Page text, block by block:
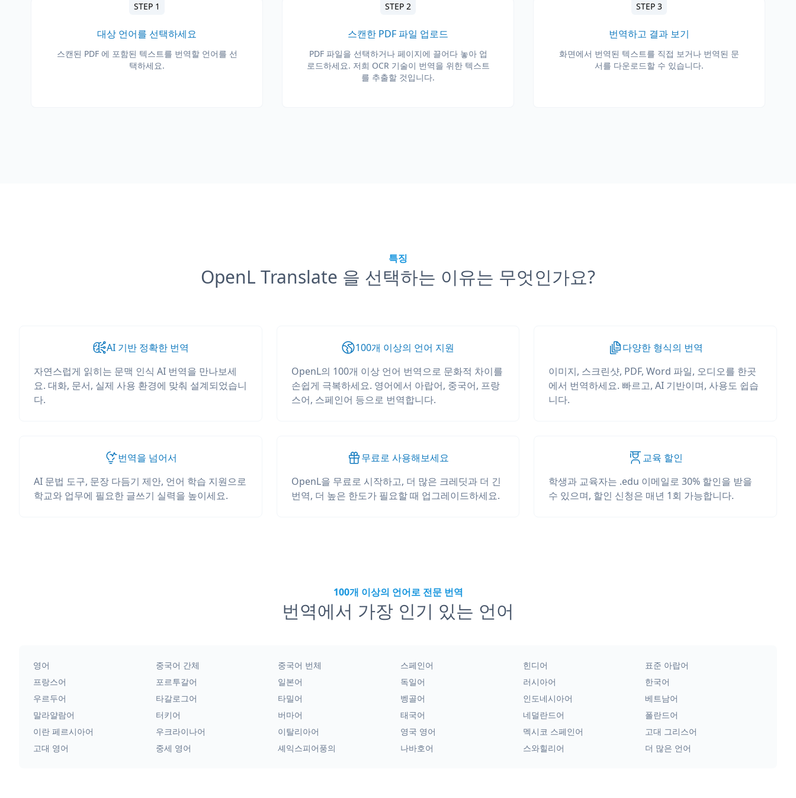
STEP 1
대상 언어를 선택하세요
스캔된 PDF 에 포함된 텍스트를 번역할 언어를 선
택하세요.
STEP 2
스캔한 PDF 파일 업로드
PDF 파일을 선택하거나 페이지에 끌어다 놓아 업
로드하세요. 저희 OCR 기술이 번역을 위한 텍스트
를 추출할 것입니다.
STEP 3
번역하고 결과 보기
화면에서 번역된 텍스트를 직접 보거나 번역된 문
서를 다운로드할 수 있습니다.
특징
OpenL Translate 을 선택하는 이유는 무엇인가요?
AI 기반 정확한 번역
자연스럽게 읽히는 문맥 인식 AI 번역을 만나보세
요. 대화, 문서, 실제 사용 환경에 맞춰 설계되었습니
다.
100개 이상의 언어 지원
OpenL의 100개 이상 언어 번역으로 문화적 차이를
손쉽게 극복하세요. 영어에서 아랍어, 중국어, 프랑
스어, 스페인어 등으로 번역합니다.
다양한 형식의 번역
이미지, 스크린샷, PDF, Word 파일, 오디오를 한곳
에서 번역하세요. 빠르고, AI 기반이며, 사용도 쉽습
니다.
번역을 넘어서
AI 문법 도구, 문장 다듬기 제안, 언어 학습 지원으로
학교와 업무에 필요한 글쓰기 실력을 높이세요.
무료로 사용해보세요
OpenL을 무료로 시작하고, 더 많은 크레딧과 더 긴
번역, 더 높은 한도가 필요할 때 업그레이드하세요.
교육 할인
학생과 교육자는 .edu 이메일로 30% 할인을 받을
수 있으며, 할인 신청은 매년 1회 가능합니다.
100개 이상의 언어로 전문 번역
번역에서 가장 인기 있는 언어
영어 중국어 간체 중국어 번체 스페인어 힌디어
표준 아랍어
프랑스어
포르투갈어 일본어 독일어 러시아어
한국어
우르두어
타갈로그어 타밀어 벵골어 인도네시아어
베트남어
말라얄람어
터키어 버마어 태국어 네덜란드어
폴란드어
이란 페르시아어
우크라이나어 이탈리아어 영국 영어 멕시코 스페인어
고대 그리스어
고대 영어
중세 영어 셰익스피어풍의 나바호어 스와힐리어 더 많은 언어